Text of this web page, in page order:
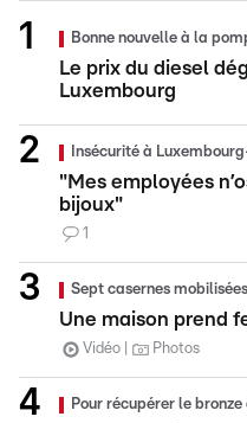
Bonne nouvelle à la
Le prix du diesel
Luxembourg
Insécurité à
"Mes employées
bijoux"
1
Sept casernes mobilisées
Une maison prend
Vidéo Photos
Pour récupérer le